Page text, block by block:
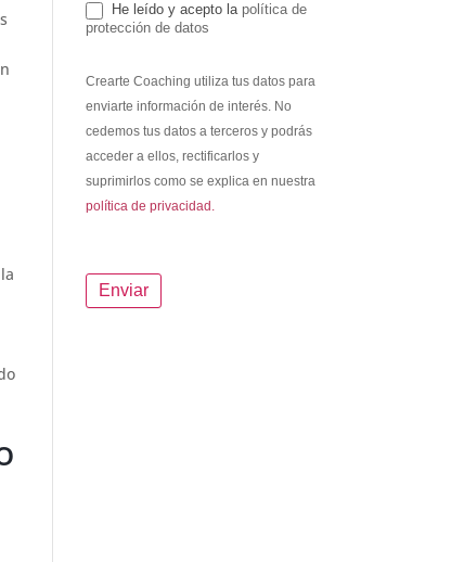
He leído y acepto la política de
protección de datos
Crearte Coaching utiliza tus datos para
enviarte información de interés. No
cedemos tus datos a terceros y podrás
acceder a ellos, rectificarlos y
suprimirlos como se explica en nuestra
política de privacidad.